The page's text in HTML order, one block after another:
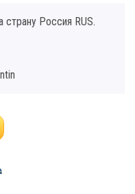
страну Россия RUS.